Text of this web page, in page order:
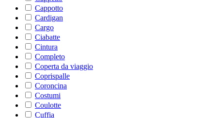
Cappotto
Cardigan
Cargo
Ciabatte
Cintura
Completo
Coperta da viaggio
Coprispalle
Coroncina
Costumi
Coulotte
Cuffia